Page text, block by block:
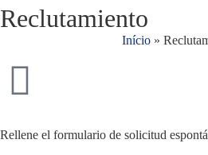
Reclutamiento
Início»
Rellene el formulario de solicitud